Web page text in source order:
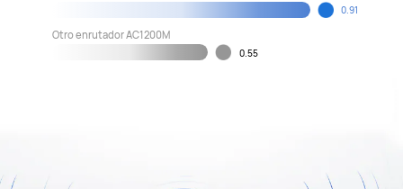
0.91
Otro enrutador AC1200M
0.55